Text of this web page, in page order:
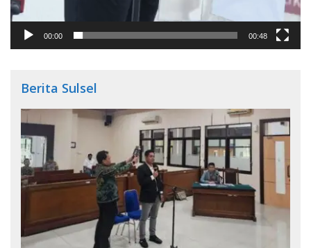
00:00 00:48
Berita Sulsel